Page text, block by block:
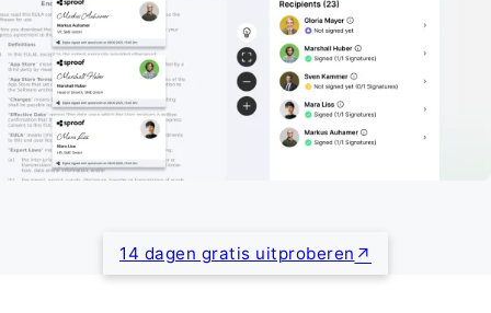
14 dagen gratis uitproberen